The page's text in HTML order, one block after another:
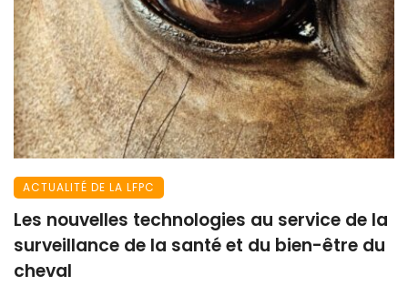
ACTUALITÉ DE LA LFPC
Les nouvelles technologies au service de la
surveillance de la santé et du bien-être du
cheval